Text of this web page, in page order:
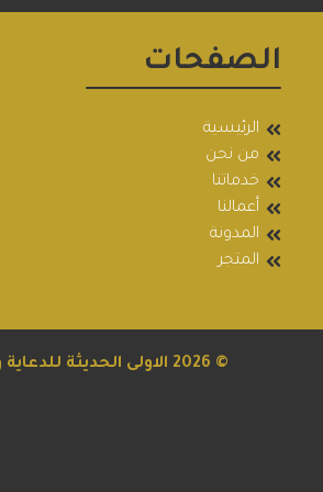
الصفحات
الرئيسية
من نحن
خدماتنا
أعمالنا
المدونة
المتجر
© 2026 الاولى الحديثة للدعاية